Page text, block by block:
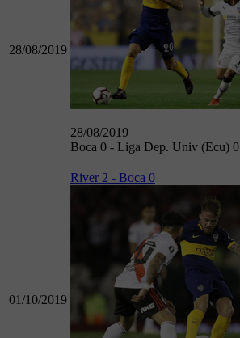
28/08/2019
28/08/2019
Boca 0 - Liga Dep. Univ (Ecu) 0
01/10/2019
River 2 - Boca 0